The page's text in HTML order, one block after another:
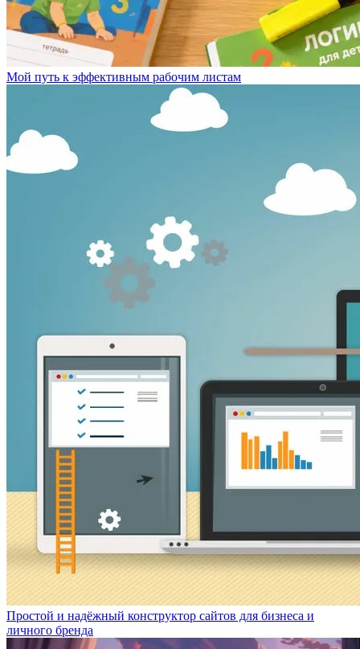
Мой путь к эффективным рабочим листам
Простой и надёжный конструктор сайтов для бизнеса и
личного бренда